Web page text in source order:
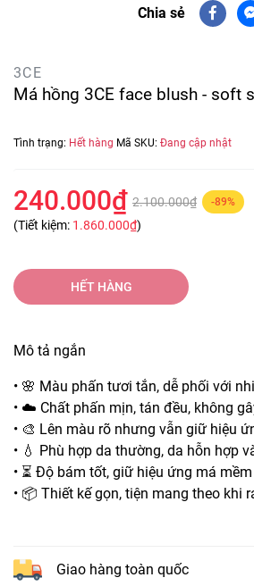
Chia sẻ
3CE
Má hồng 3CE face blush - soft
Tình trạng: Hết hàng Mã SKU: Đang cập nhật
240.000₫ 2.100.000₫ -89%
(Tiết kiệm: 1.860.000₫)
HẾT HÀNG
Mô tả ngắn
• 🌸 Màu phấn tươi tắn, dễ phối với
• ☁️ Chất phấn mịn, tán đều, không
• 🎨 Lên màu rõ nhưng vẫn giữ hiệu
• 💧 Phù hợp da thường, da hỗn hợp
• ⏳ Độ bám tốt, giữ hiệu ứng má
• 📦 Thiết kế gọn, tiện mang theo khi
Giao hàng toàn quốc